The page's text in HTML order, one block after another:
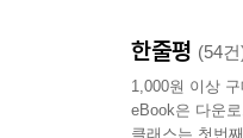
한줄평 (54건
1,000원 이상
eBook은 다운
클래스는 첫번